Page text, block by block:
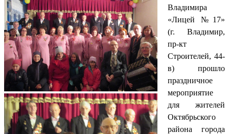
Владимира
«Лицей №17»
(г. Владимир,
пр-кт
Строителей, 44-
в) прошло
праздничное
мероприятие
для жителей
Октябрьского
района города